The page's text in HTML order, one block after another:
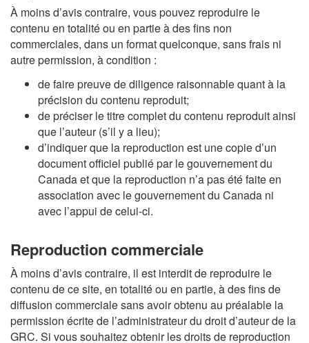
À moins d’avis contraire, vous pouvez reproduire le
contenu en totalité ou en partie à des fins non
commerciales, dans un format quelconque, sans frais ni
autre permission, à condition :
de faire preuve de diligence raisonnable quant à la
précision du contenu reproduit;
de préciser le titre complet du contenu reproduit ainsi
que l’auteur (s’il y a lieu);
d’indiquer que la reproduction est une copie d’un
document officiel publié par le gouvernement du
Canada et que la reproduction n’a pas été faite en
association avec le gouvernement du Canada ni
avec l’appui de celui-ci.
Reproduction commerciale
À moins d’avis contraire, il est interdit de reproduire le
contenu de ce site, en totalité ou en partie, à des fins de
diffusion commerciale sans avoir obtenu au préalable la
permission écrite de l’administrateur du droit d’auteur de la
GRC. Si vous souhaitez obtenir les droits de reproduction